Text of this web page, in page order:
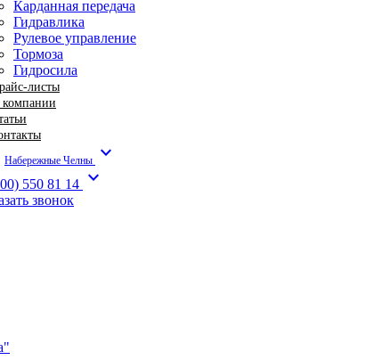
Карданная передача
Гидравлика
Рулевое управление
Тормоза
Гидросила
листы
Набережные Челны expand_more
550 81 14 expand_more
звонок